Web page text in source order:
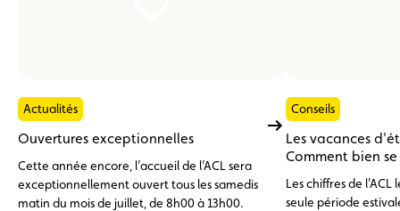
Actualités
Ouvertures exceptionnelles
Cette année encore, l’accueil de l’ACL sera
exceptionnellement ouvert tous les samedis
matin du mois de juillet, de 8h00 à 13h00.
Conseils
Les vacances
Comment bien
Les chiffres de
seule période